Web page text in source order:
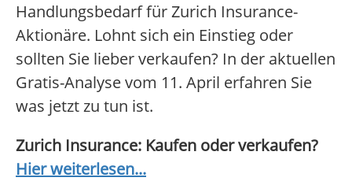
Handlungsbedarf für Zurich Insurance-
Aktionäre. Lohnt sich ein Einstieg oder
sollten Sie lieber verkaufen? In der aktuellen
Gratis-Analyse vom 11. April erfahren Sie
was jetzt zu tun ist.
Zurich Insurance: Kaufen oder verkaufen?
Hier weiterlesen...